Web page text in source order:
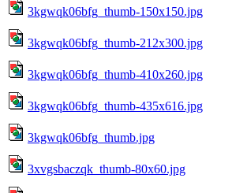
3kgwqk06bfg_thumb-150x150.jpg
3kgwqk06bfg_thumb-212x300.jpg
3kgwqk06bfg_thumb-410x260.jpg
3kgwqk06bfg_thumb-435x616.jpg
3kgwqk06bfg_thumb.jpg
3xvgsbaczqk_thumb-80x60.jpg